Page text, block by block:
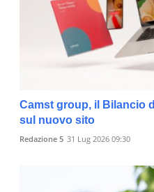
Camst group, il Bilancio
sul nuovo sito
Redazione 5 31 Lug 2026 09:30